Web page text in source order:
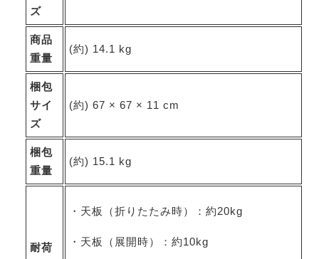
ズ
商品
重量
(約) 14.1 kg
梱包
サイ
ズ
(約) 67 × 67 × 11 cm
梱包
重量
(約) 15.1 kg
耐荷
・天板（折りたたみ時）：約20kg
・天板（展開時）：約10kg